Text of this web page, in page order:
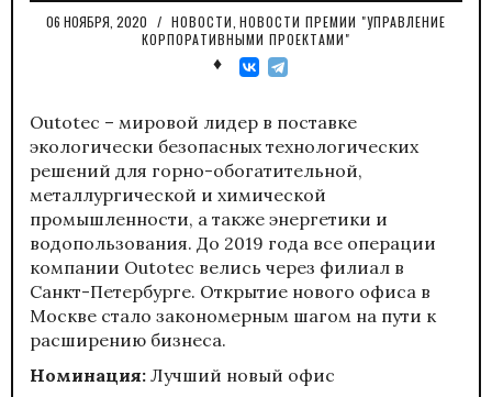
06 НОЯБРЯ, 2020 / НОВОСТИ НОВОСТИ ПРЕМИИ "УПРАВЛЕНИЕ
КОРПОРАТИВНЫМИ ПРОЕКТАМИ"
♦
Outotec – мировой лидер в поставке
экологически безопасных технологических
решений для горно-обогатительной,
металлургической и химической
промышленности, а также энергетики и
водопользования. До 2019 года все операции
компании Outotec велись через филиал в
Санкт-Петербурге. Открытие нового офиса в
Москве стало закономерным шагом на пути к
расширению бизнеса.
Номинация: Лучший новый офис